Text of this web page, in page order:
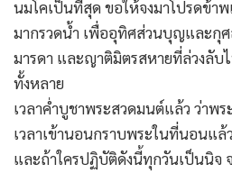
นมโคเป็นที่สุด ขอให้จงมาโปรดข้า
มากรวดน้ำ เพื่ออุทิศส่วนบุญและกุศ
มารดา และญาติมิตรสหายที่ล่วงลั
ทั้งหลาย
เวลาค่ำบูชาพระสวดมนต์แล้ว ว่าพ
เวลาเข้านอนกราบพระในที่นอนแ
และถ้าใครปฏิบัติดังนี้ทุกวันเป็นนิจ